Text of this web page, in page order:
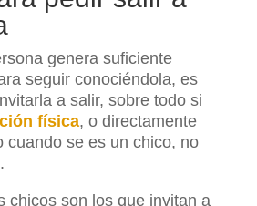
genera suficiente
seguir conociéndola, es
a salir, sobre todo si
física, o directamente
cuando se es un chico, no
chicos son los que invitan a